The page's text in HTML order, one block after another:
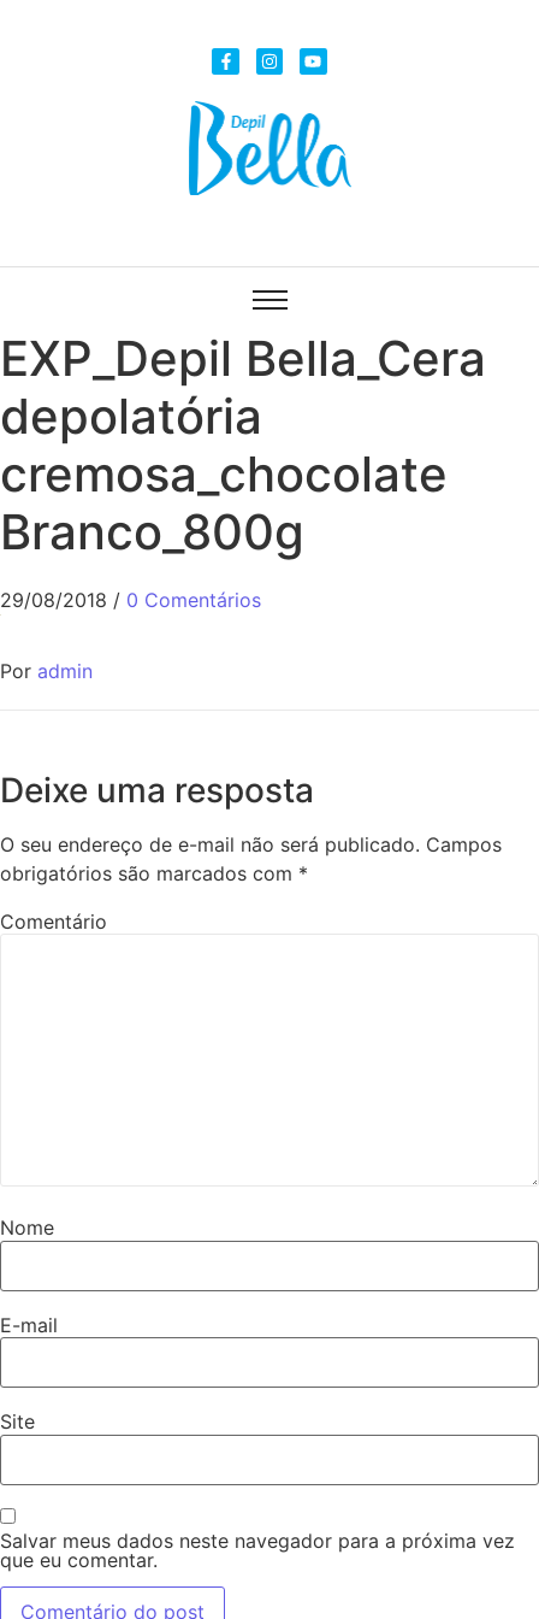
EXP_Depil Bella_Cera
depolatória
cremosa_chocolate
Branco_800g
29/08/2018 / 0 Comentários
Por admin
Deixe uma resposta
O seu endereço de e-mail não será publicado. Campos
obrigatórios são marcados com *
Comentário
Nome
E-mail
Site
Salvar meus dados neste navegador para a próxima vez
que eu comentar.